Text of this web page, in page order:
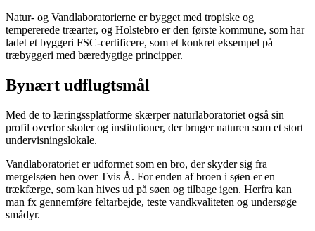
Natur- og Vandlaboratorierne er bygget med tropiske og
tempererede træarter, og Holstebro er den første kommune, som har
ladet et byggeri FSC-certificere, som et konkret eksempel på
træbyggeri med bæredygtige principper.
Bynært udflugtsmål
Med de to læringssplatforme skærper naturlaboratoriet også sin
profil overfor skoler og institutioner, der bruger naturen som et stort
undervisningslokale.
Vandlaboratoriet er udformet som en bro, der skyder sig fra
mergelsøen hen over Tvis Å. For enden af broen i søen er en
trækfærge, som kan hives ud på søen og tilbage igen. Herfra kan
man fx gennemføre feltarbejde, teste vandkvaliteten og undersøge
smådyr.